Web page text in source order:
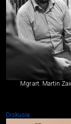
Mgr.art. Martin
Diskusia